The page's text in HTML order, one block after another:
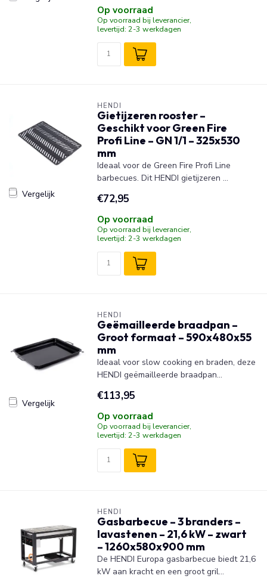
Op voorraad
Op voorraad bij leverancier,
levertijd: 2-3 werkdagen
Vergelijk
HENDI
Gietijzeren rooster –
Geschikt voor Green Fire
Profi Line – GN 1/1 – 325x530
mm
Ideaal voor de Green Fire Profi Line
barbecues. Dit HENDI gietijzeren ...
€72,95
Op voorraad
Op voorraad bij leverancier,
levertijd: 2-3 werkdagen
Vergelijk
HENDI
Geëmailleerde braadpan –
Groot formaat – 590x480x55
mm
Ideaal voor slow cooking en braden, deze
HENDI geëmailleerde braadpan...
€113,95
Op voorraad
Op voorraad bij leverancier,
levertijd: 2-3 werkdagen
HENDI
Gasbarbecue – 3 branders –
lavastenen – 21,6 kW – zwart
– 1260x580x900 mm
De HENDI Europa gasbarbecue biedt 21,6
kW aan kracht en een groot gril...